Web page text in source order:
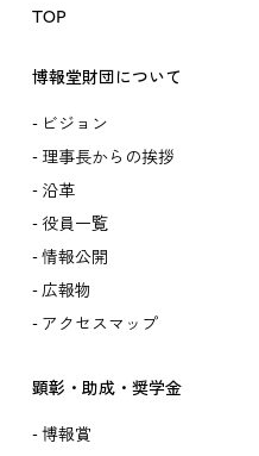
TOP
博報堂財団について
ビジョン
理事長からの挨拶
沿革
役員一覧
情報公開
広報物
アクセスマップ
顕彰・助成・奨学金
博報賞